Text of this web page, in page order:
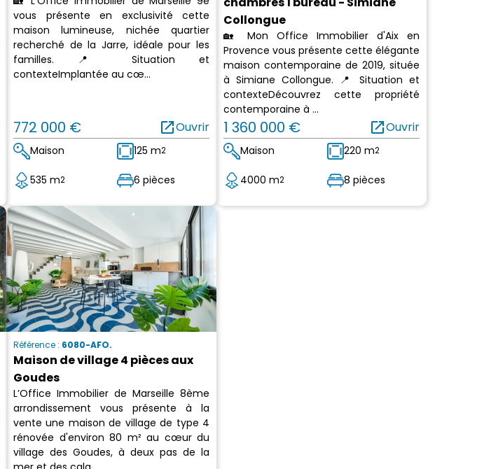
vous présente en exclusivité cette
maison lumineuse, nichée quartier
recherché de la Jarre, idéale pour les
familles. 📍 Situation et
contexteImplantée au cœ...
772 000 € open_in_newOuvrir
Maison 125 m2
535 m2 6 pièces
Collongue
🏡 Mon Office Immobilier d'Aix en
Provence vous présente cette élégante
maison contemporaine de 2019, située
à Simiane Collongue. 📍 Situation et
contexteDécouvrez cette propriété
contemporaine à ...
1 360 000 € open_in_newOuvrir
Maison 220 m2
4000 m2 8 pièces
Référence : 6080-AFO.
Maison de village 4 pièces aux
Goudes
L’Office Immobilier de Marseille 8ème
arrondissement vous présente à la
vente une maison de village de type 4
rénovée d'environ 80 m² au cœur du
village des Goudes, à deux pas de la